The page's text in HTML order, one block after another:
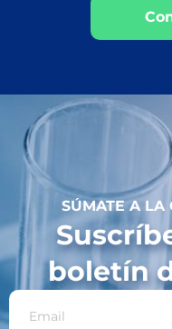
SÚMATE A LA
boletín